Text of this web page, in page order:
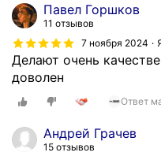
Павел Горшков
11 отзывов
7 ноября 2024
Делают очень
доволен
Ответ
Андрей Грачев
15 отзывов